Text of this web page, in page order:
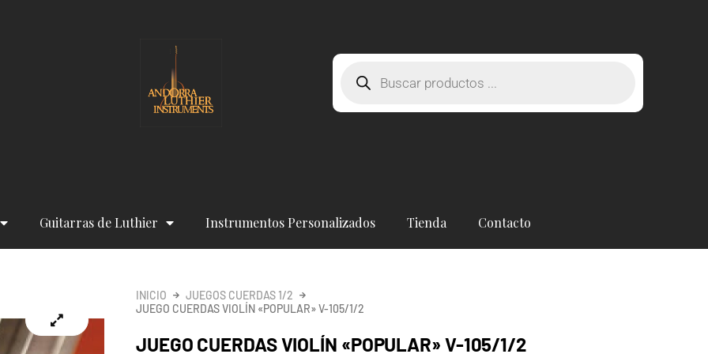
Búsqueda
productos
Guitarras de Luthier Instrumentos Personalizados Tienda Contacto
INICIO
JUEGOS CUERDAS 1/2
JUEGO CUERDAS VIOLÍN «POPULAR» V-105/1/2
JUEGO CUERDAS VIOLÍN «POPULAR» V-105/1/2